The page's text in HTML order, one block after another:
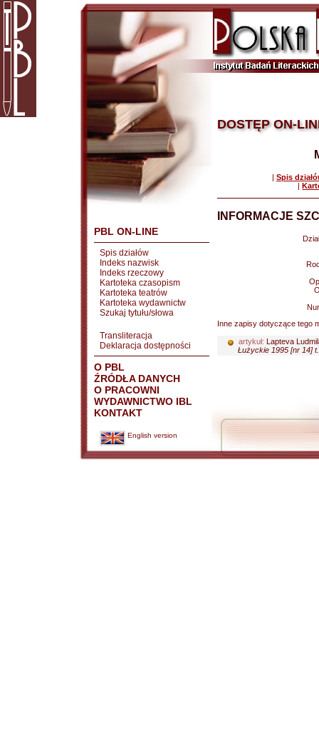
PBL ON-LINE
Spis działów
Indeks nazwisk
Indeks rzeczowy
Kartoteka czasopism
Kartoteka teatrów
Kartoteka wydawnictw
Szukaj tytułu/słowa
Transliteracja
Deklaracja dostępności
O PBL
ŹRÓDŁA DANYCH
O PRACOWNI
WYDAWNICTWO IBL
KONTAKT
English version
DOSTĘP ON-
| Spis
|
INFORMACJE
Inne zapisy dotyczące tego
artykuł: Lapteva
Łużyckie 1995 [nr 14]